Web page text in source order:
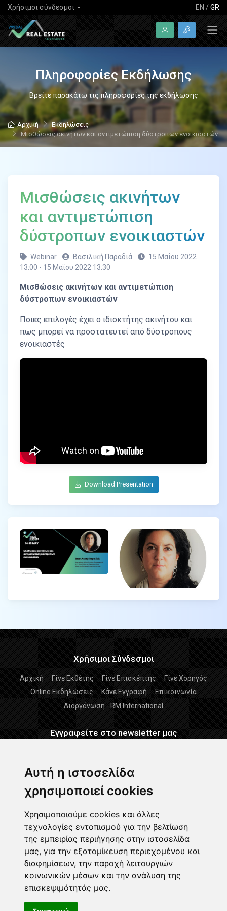
Αυτή η ιστοσελίδα
χρησιμοποιεί cookies
Χρησιμοποιούμε cookies και άλλες
τεχνολογίες εντοπισμού για την βελτίωση
της εμπειρίας περιήγησης στην ιστοσελίδα
μας, για την εξατομίκευση περιεχομένου και
διαφημίσεων, την παροχή λειτουργιών
κοινωνικών μέσων και την ανάλυση της
επισκεψιμότητάς μας.
Χρήσιμοι σύνδεσμοι EN /GR
Πληροφορίες Εκδήλωσης
Βρείτε παρακάτω τις πληροφορίες της εκδήλωσης
Αρχική
Εκδηλώσεις
Μισθώσεις ακινήτων και αντιμετώπιση δύστροπων ενοικιαστών
Μισθώσεις ακινήτων
και αντιμετώπιση
δύστροπων ενοικιαστών
Webinar Βασιλική Παραδιά
15 Μαΐου 2022
13:00 - 15 Μαΐου 2022 13:30
Μισθώσεις ακινήτων και αντιμετώπιση
δύστροπων ενοικιαστών
Ποιες επιλογές έχει ο ιδιοκτήτης ακινήτου και
πως μπορεί να προστατευτεί από δύστροπους
ενοικιαστές
Download Presentation
Χρήσιμοι Σύνδεσμοι
Αρχική Γίνε Εκθέτης Γίνε Επισκέπτης
Γίνε Χορηγός
Online Εκδηλώσεις
Κάνε Εγγραφή
Επικοινωνία
Διοργάνωση - RM International
Εγγραφείτε στο newsletter μας
Διάβασα και αποδέχομαι τους Όρους Χρήσης
Ακολουθήστε μας